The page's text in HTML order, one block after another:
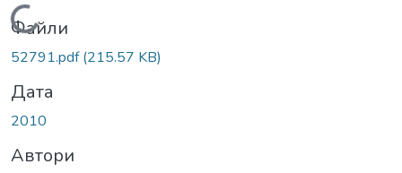
Вантажиться...
Файли
52791.pdf(215.57 KB)
Дата
2010
Автори